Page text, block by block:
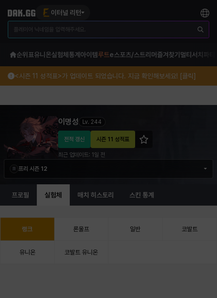
이터널 리턴
순위표유니온실험체 통계 아이템루트e스포츠/스트리머 즐겨찾기 멀티서치 파티
<시즌 11 성적표>가 업데이트 되었습니다. 지금 확인해보세요! [클릭]
이명성
Lv. 244
전적 갱신 시즌 11 성적표
최근 업데이트: 1일 전
프리 시즌 12
프로필 실험체 매치 히스토리 스킨 통계
랭크 론울프 일반 코발트
유니온 코발트 유니온